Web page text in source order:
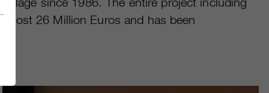
cost 26 Million Euros and has been